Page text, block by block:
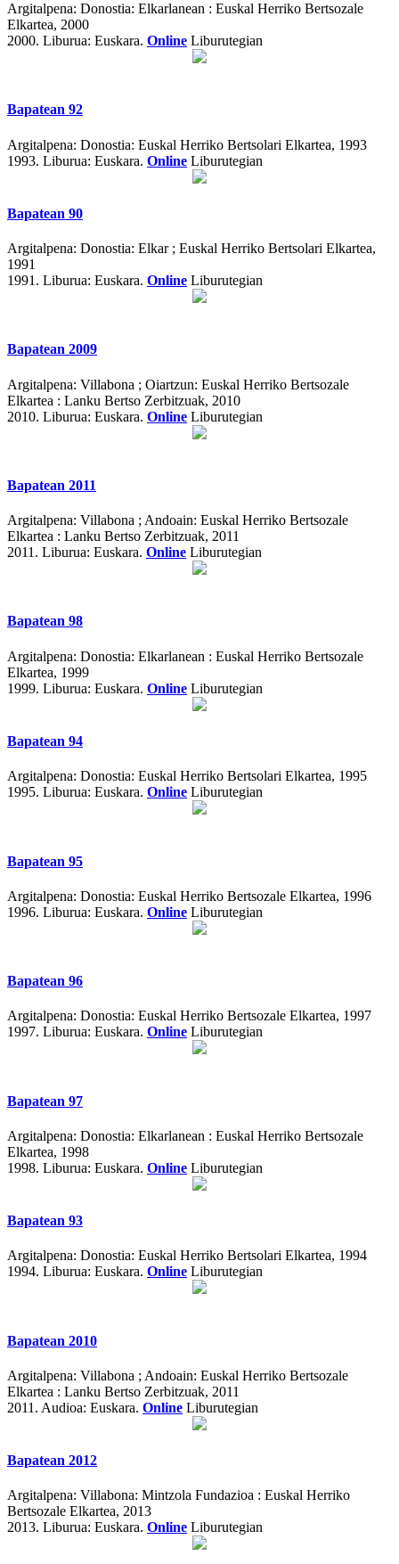
Argitalpena: Donostia: Elkarlanean : Euskal Herriko Bertsozale
Elkartea, 2000
2000. Liburua: Euskara. Online Liburutegian
Bapatean 92
Argitalpena: Donostia: Euskal Herriko Bertsolari Elkartea, 1993
1993. Liburua: Euskara. Online Liburutegian
Bapatean 90
Argitalpena: Donostia: Elkar ; Euskal Herriko Bertsolari Elkartea,
1991
1991. Liburua: Euskara. Online Liburutegian
Bapatean 2009
Argitalpena: Villabona ; Oiartzun: Euskal Herriko Bertsozale
Elkartea : Lanku Bertso Zerbitzuak, 2010
2010. Liburua: Euskara. Online Liburutegian
Bapatean 2011
Argitalpena: Villabona ; Andoain: Euskal Herriko Bertsozale
Elkartea : Lanku Bertso Zerbitzuak, 2011
2011. Liburua: Euskara. Online Liburutegian
Bapatean 98
Argitalpena: Donostia: Elkarlanean : Euskal Herriko Bertsozale
Elkartea, 1999
1999. Liburua: Euskara. Online Liburutegian
Bapatean 94
Argitalpena: Donostia: Euskal Herriko Bertsolari Elkartea, 1995
1995. Liburua: Euskara. Online Liburutegian
Bapatean 95
Argitalpena: Donostia: Euskal Herriko Bertsozale Elkartea, 1996
1996. Liburua: Euskara. Online Liburutegian
Bapatean 96
Argitalpena: Donostia: Euskal Herriko Bertsozale Elkartea, 1997
1997. Liburua: Euskara. Online Liburutegian
Bapatean 97
Argitalpena: Donostia: Elkarlanean : Euskal Herriko Bertsozale
Elkartea, 1998
1998. Liburua: Euskara. Online Liburutegian
Bapatean 93
Argitalpena: Donostia: Euskal Herriko Bertsolari Elkartea, 1994
1994. Liburua: Euskara. Online Liburutegian
Bapatean 2010
Argitalpena: Villabona ; Andoain: Euskal Herriko Bertsozale
Elkartea : Lanku Bertso Zerbitzuak, 2011
2011. Audioa: Euskara. Online Liburutegian
Bapatean 2012
Argitalpena: Villabona: Mintzola Fundazioa : Euskal Herriko
Bertsozale Elkartea, 2013
2013. Liburua: Euskara. Online Liburutegian